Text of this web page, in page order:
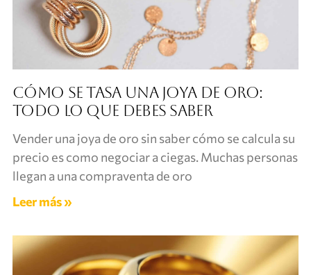
Cómo se tasa una joya de oro:
todo lo que debes saber
Vender una joya de oro sin saber cómo se calcula su
precio es como negociar a ciegas. Muchas personas
llegan a una compraventa de oro
Leer más »